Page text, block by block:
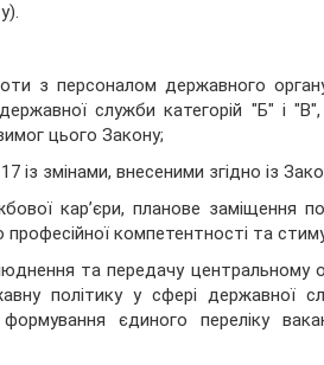
з персоналом державного
служби категорій "Б" і "В",
цього Закону;
із змінами, внесеними згідно із
кар’єри, планове заміщення
компетентності та
та передачу центральному
політику у сфері державної
єдиного переліку